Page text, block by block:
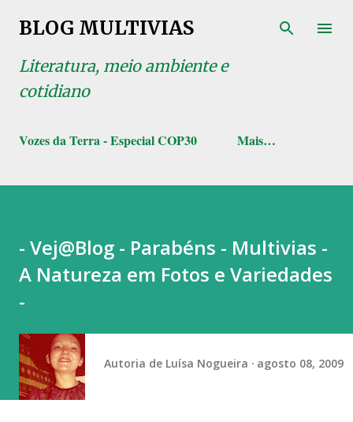
Pular para o conteúdo principal
BLOG MULTIVIAS
Literatura, meio ambiente e
cotidiano
Vozes da Terra - Especial COP30 Mais…
- Vej@Blog - Parabéns - Multivias -
A Natureza em Fotos e Variedades
-
Autoria de Luísa Nogueira agosto 08, 2009